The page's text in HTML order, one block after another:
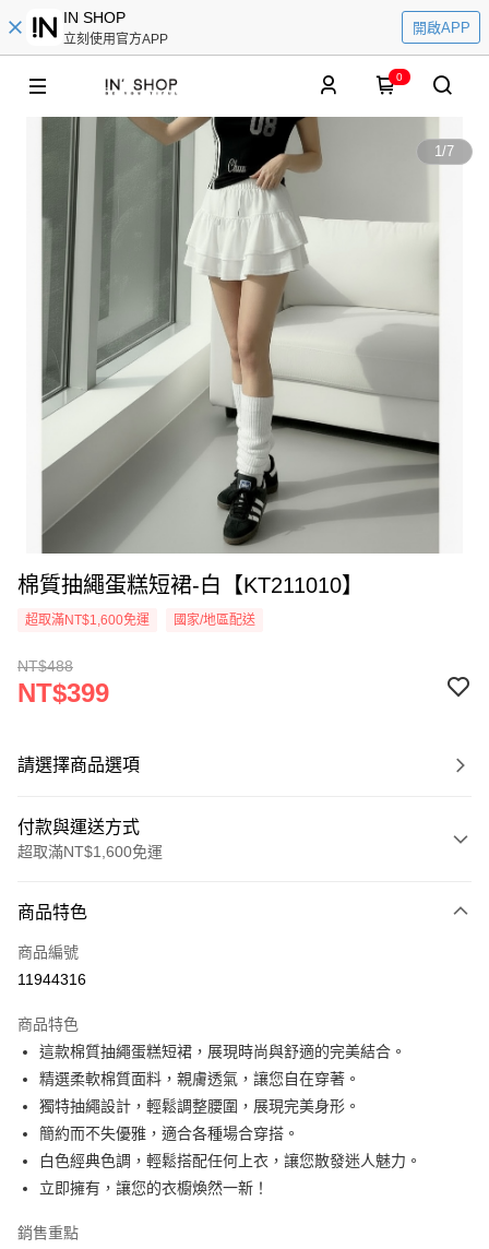
IN SHOP
立刻使用官方APP
開啟APP
0
1/7
棉質抽繩蛋糕短裙-白【KT211010】
超取滿NT$1,600免運 國家/地區配送
NT$488
NT$399
請選擇商品選項
付款與運送方式
超取滿NT$1,600免運
信用卡一次付款
超商取貨付款
Apple Pay
街口支付
Google Pay
大哥付你分期
相關說明
1.本服務由台灣大哥大提供，台灣大哥大用戶可立即使用無須另外申請。
AFTEE先享後付
商品特色
商品編號
11944316
商品特色
這款棉質抽繩蛋糕短裙，展現時尚與舒適的完美結合。
精選柔軟棉質面料，親膚透氣，讓您自在穿著。
獨特抽繩設計，輕鬆調整腰圍，展現完美身形。
簡約而不失優雅，適合各種場合穿搭。
白色經典色調，輕鬆搭配任何上衣，讓您散發迷人魅力。
立即擁有，讓您的衣櫥煥然一新！
銷售重點